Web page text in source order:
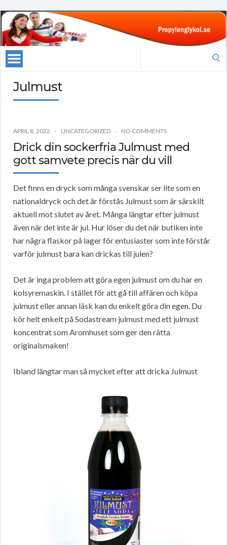
Julmust
APRIL 8, 2022 UNCATEGORIZED NO COMMENTS
Drick din sockerfria Julmust med
gott samvete precis när du vill
Det finns en dryck som många svenskar ser lite som en
nationaldryck och det är förstås Julmust som är särskilt
aktuell mot slutet av året. Många längtar efter julmust
även när det inte är jul. Hur löser du det när butiken inte
har några flaskor på lager för entusiaster som inte förstår
varför julmust bara kan drickas till julen?
Det är inga problem att göra egen julmust om du har en
kolsyremaskin. I stället för att gå till affären och köpa
julmust eller annan läsk kan du enkelt göra din egen. Du
kör helt enkelt på Sodastream julmust med ett julmust
koncentrat som Aromhuset som ger den rätta
originalsmaken!
Ibland längtar man så mycket efter att dricka Julmust